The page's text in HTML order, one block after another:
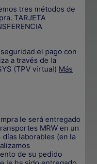
tres métodos de
TARJETA
el pago con
a través de la
(TPV virtual) Más
le será entregado
MRW en un
días laborables (en la
de su pedido